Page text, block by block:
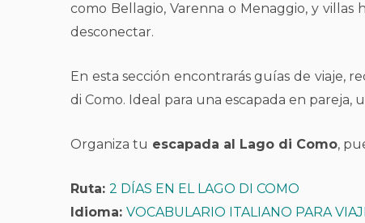
como Bellagio, Varenna o Menaggio, y
desconectar.
En esta sección encontrarás guías de viaje,
di Como. Ideal para una escapada en
Organiza tu escapada al Lago di Como,
Ruta: 2 DÍAS EN EL LAGO DI COMO
Idioma: VOCABULARIO ITALIANO PARA